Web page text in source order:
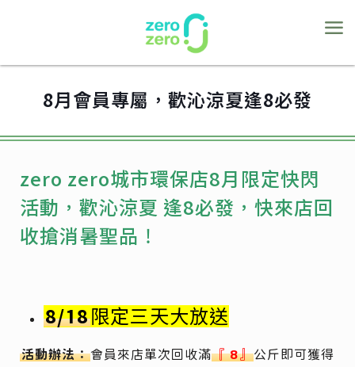
8月會員專屬，歡沁涼夏逢8必發
zero zero城市環保店8月限定快閃
活動，歡沁涼夏 逢8必發，快來店回
收搶消暑聖品！
8/18限定三天大放送
活動辦法：會員來店單次回收滿『 8』公斤即可獲得